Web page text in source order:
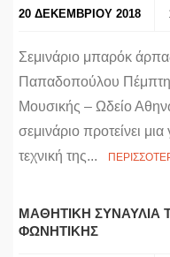
20 ΔΕΚΕΜΒΡΙΟΥ 2018
Σεμινάριο μπαρόκ
Παπαδοπούλου Πέμπτη
Μουσικής – Ωδείο
σεμινάριο προτείνει
τεχνική της...
MΑΘΗΤΙΚΗ
ΦΩΝΗΤΙΚΗΣ